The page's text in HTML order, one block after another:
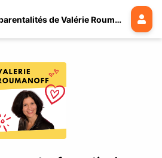
Les formations parentalités de Valérie Roumanoff